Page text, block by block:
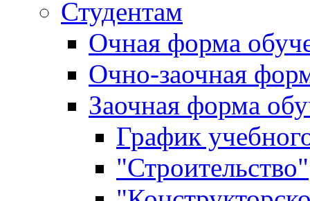
Студентам
Очная форма
Очно-заочная
Заочная форма
График
"Строительство"